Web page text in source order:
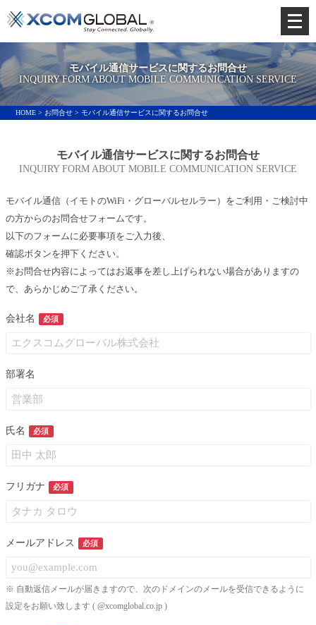
メ
ニ
ュ
ー
を
モバイル通信サービスに関するお問合せ
INQUIRY FORM ABOUT MOBILE COMMUNICATION SERVICE
HOME > お問合せ > モバイル通信サービスに関するお問合せ
モバイル通信サービスに関するお問合せ
INQUIRY FORM ABOUT MOBILE COMMUNICATION SERVICE
モバイル通信（イモトのWiFi・グローバルセルラー）をご利用・ご検討中
の方からのお問合せフォームです。
以下のフォームに必要事項をご入力後、
確認ボタンを押下ください。
※お問合せ内容によってはお返事を差し上げられない場合がありますの
で、あらかじめご了承ください。
会社名 必須
部署名
氏名 必須
フリガナ 必須
メールアドレス 必須
※ 自動返信メールが届きますので、次のドメインのメールを受信できるように
設定をお願い致します ( @xcomglobal.co.jp )